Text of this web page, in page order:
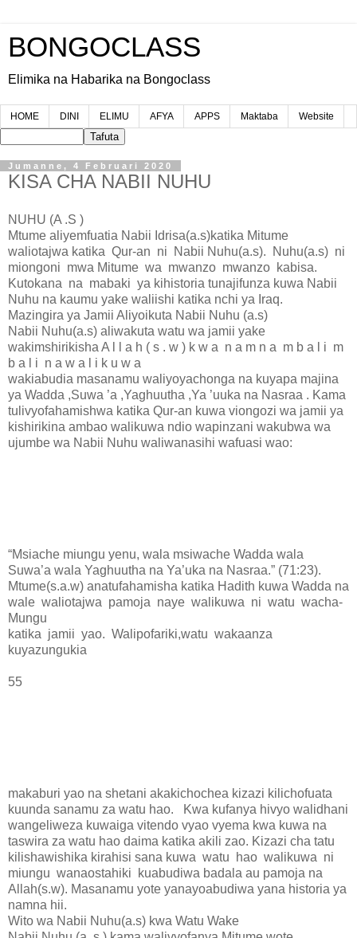
BONGOCLASS
Elimika na Habarika na Bongoclass
HOME DINI ELIMU AFYA APPS Maktaba Website
Jumanne, 4 Februari 2020
KISA CHA NABII NUHU
NUHU (A .S )
Mtume aliyemfuatia Nabii Idrisa(a.s)katika Mitume
waliotajwa katika Qur-an ni Nabii Nuhu(a.s). Nuhu(a.s) ni
miongoni mwa Mitume wa mwanzo mwanzo kabisa.
Kutokana na mabaki ya kihistoria tunajifunza kuwa Nabii
Nuhu na kaumu yake waliishi katika nchi ya Iraq.
Mazingira ya Jamii Aliyoikuta Nabii Nuhu (a.s)
Nabii Nuhu(a.s) aliwakuta watu wa jamii yake
wakimshirikisha A l l a h ( s . w ) k w a n a m n a m b a l i m
b a l i n a w a l i k u w a
wakiabudia masanamu waliyoyachonga na kuyapa majina
ya Wadda ,Suwa ’a ,Yaghuutha ,Ya ’uuka na Nasraa . Kama
tulivyofahamishwa katika Qur-an kuwa viongozi wa jamii ya
kishirikina ambao walikuwa ndio wapinzani wakubwa wa
ujumbe wa Nabii Nuhu waliwanasihi wafuasi wao:
“Msiache miungu yenu, wala msiwache Wadda wala
Suwa’a wala Yaghuutha na Ya’uka na Nasraa.” (71:23).
Mtume(s.a.w) anatufahamisha katika Hadith kuwa Wadda na
wale waliotajwa pamoja naye walikuwa ni watu wacha-
Mungu
katika jamii yao. Walipofariki,watu wakaanza
kuyazungukia
55
makaburi yao na shetani akakichochea kizazi kilichofuata
kuunda sanamu za watu hao. Kwa kufanya hivyo walidhani
wangeliweza kuwaiga vitendo vyao vyema kwa kuwa na
taswira za watu hao daima katika akili zao. Kizazi cha tatu
kilishawishika kirahisi sana kuwa watu hao walikuwa ni
miungu wanaostahiki kuabudiwa badala au pamoja na
Allah(s.w). Masanamu yote yanayoabudiwa yana historia ya
namna hii.
Wito wa Nabii Nuhu(a.s) kwa Watu Wake